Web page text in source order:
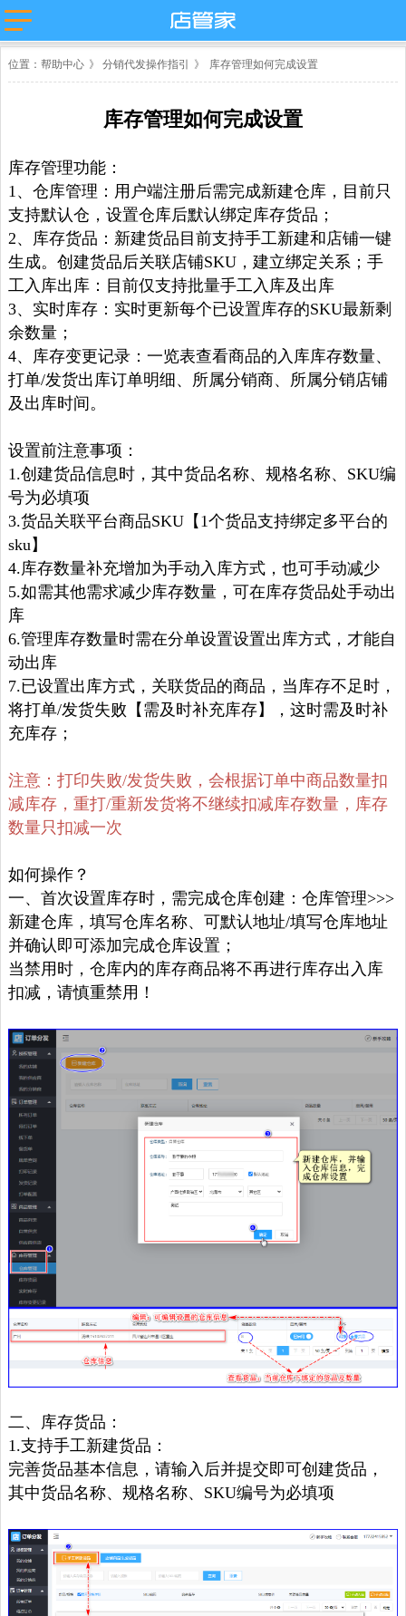
淘宝
抖店-即时零
售
淘工厂
淘宝买菜
抖店分销代
店管家厂商
苏宁易购 唯品会
团好货 快团团
位置： 帮助中心 》 分销代发操作指引 》 库存管理如何完成设置
库存管理如何完成设置
库存管理功能：
1、仓库管理：用户端注册后需完成新建仓库，目前只
支持默认仓，设置仓库后默认绑定库存货品；
2、库存货品：新建货品目前支持手工新建和店铺一键
生成。创建货品后关联店铺SKU，建立绑定关系；手
工入库出库：目前仅支持批量手工入库及出库
3、实时库存：实时更新每个已设置库存的SKU最新剩
余数量；
4、库存变更记录：一览表查看商品的入库库存数量、
打单/发货出库订单明细、所属分销商、所属分销店铺
及出库时间。
设置前注意事项：
1.创建货品信息时，其中货品名称、规格名称、SKU编
号为必填项
3.货品关联平台商品SKU【1个货品支持绑定多平台的
sku】
4.库存数量补充增加为手动入库方式，也可手动减少
5.如需其他需求减少库存数量，可在库存货品处手动出
库
6.管理库存数量时需在分单设置设置出库方式，才能自
动出库
7.已设置出库方式，关联货品的商品，当库存不足时，
将打单/发货失败【需及时补充库存】，这时需及时补
充库存；
注意：打印失败/发货失败，会根据订单中商品数量扣
减库存，重打/重新发货将不继续扣减库存数量，库存
数量只扣减一次
如何操作？
一、首次设置库存时，需完成仓库创建：仓库管理>>>
新建仓库，填写仓库名称、可默认地址/填写仓库地址
并确认即可添加完成仓库设置；
当禁用时，仓库内的库存商品将不再进行库存出入库
扣减，请慎重禁用！
二、库存货品：
1.支持手工新建货品：
完善货品基本信息，请输入后并提交即可创建货品，
其中货品名称、规格名称、SKU编号为必填项